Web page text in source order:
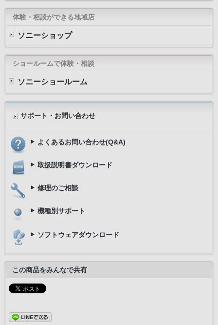
体験・相談ができる地域店
ソニーショップ
ショールームで体験・相談
ソニーショールーム
サポート・お問い合わせ
よくあるお問い合わせ(Q&A)
取扱説明書ダウンロード
修理のご相談
機種別サポート
ソフトウェアダウンロード
この商品をみんなで共有